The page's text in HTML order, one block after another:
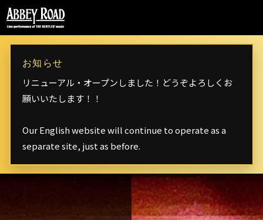
Phone03-5544-9817
English Site
お知らせ
リニューアル・オープンしました！どうぞよろしくお
願いいたします！！
Our English website will continue to operate as a
separate site, just as before.